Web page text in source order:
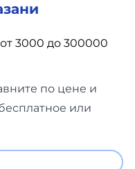
3000 до 300000
по цене и
или